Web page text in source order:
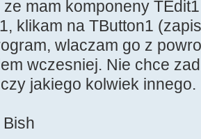
ze mam komponeny
klikam na TButton1
wlaczam go z
wczesniej. Nie chce
jakiego kolwiek innego.